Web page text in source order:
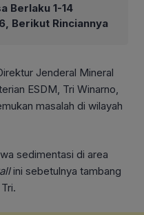
Berlaku 1-14
Berikut Rinciannya
Jenderal Mineral
ESDM, Tri Winarno,
masalah di wilayah
sedimentasi di area
ini sebetulnya tambang